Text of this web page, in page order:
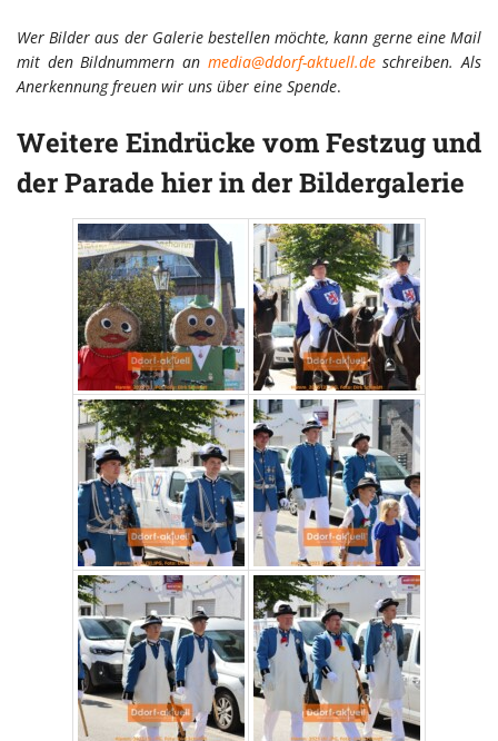
Wer Bilder aus der Galerie bestellen möchte, kann gerne eine Mail
mit den Bildnummern an media@ddorf-aktuell.deschreiben. Als
Anerkennung freuen wir uns über eine Spende.
Weitere Eindrücke vom Festzug und
der Parade hier in der Bildergalerie